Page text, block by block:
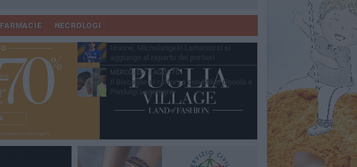
FARMACIE NECROLOGI
Unione, in difesa arriva Francesco Lorusso
SABATO 1 AGOSTO
MERCOLEDÌ 5 AGOSTO
Il Bisceglie si rafforza con Mikel Opoola e
Pierluigi Lagonigro